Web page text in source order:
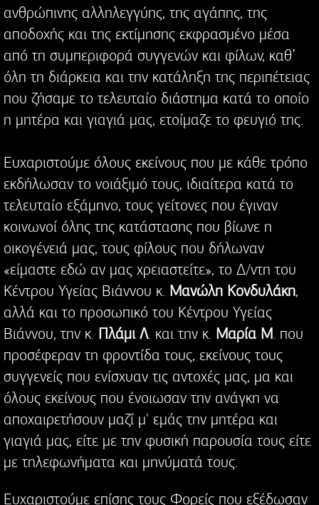
ανθρώπινης αλληλεγγύης, της αγάπης, της
αποδοχής και της εκτίμησης εκφρασμένο μέσα
από τη συμπεριφορά συγγενών και φίλων, καθ’
όλη τη διάρκεια και την κατάληξη της περιπέτειας
που ζήσαμε το τελευταίο διάστημα κατά το οποίο
η μητέρα και γιαγιά μας, ετοίμαζε το φευγιό της.
Ευχαριστούμε όλους εκείνους που με κάθε τρόπο
εκδήλωσαν το νοιάξιμό τους, ιδιαίτερα κατά το
τελευταίο εξάμηνο, τους γείτονες που έγιναν
κοινωνοί όλης της κατάστασης που βίωνε η
οικογένειά μας, τους φίλους που δήλωναν
«είμαστε εδώ αν μας χρειαστείτε», το Δ/ντη του
Κέντρου Υγείας Βιάννου κ. Μανώλη Κονδυλάκη,
αλλά και το προσωπικό του Κέντρου Υγείας
Βιάννου, την κ. Πλάμι Λ. και την κ. Μαρία Μ. που
προσέφεραν τη φροντίδα τους, εκείνους τους
συγγενείς που ενίσχυαν τις αντοχές μας, μα και
όλους εκείνους που ένοιωσαν την ανάγκη να
αποχαιρετήσουν μαζί μ' εμάς την μητέρα και
γιαγιά μας, είτε με την φυσική παρουσία τους είτε
με τηλεφωνήματα και μηνύματά τους.
Ευχαριστούμε επίσης τους Φορείς που εξέδωσαν